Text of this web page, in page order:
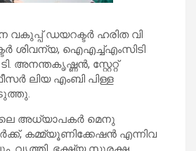
വകുപ്പ് ഡയറക്ടര്‍ ഹരിത വി
ശിവന്യ, ഐഎച്ച്എംസിടി
അനന്തകൃഷ്ണന്‍, സ്റ്റേറ്റ്
ലിയ എംബി പിള്ള
അധ്യാപകര്‍ മെനു
കമ്മ്യൂണിക്കേഷന്‍ എന്നിവ